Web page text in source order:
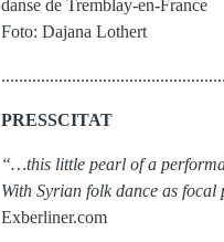
danse de Tremblay-en-France
Foto: Dajana Lothert
PRESSCITAT
“…this little pearl of a
With Syrian folk dance as
Exberliner.com